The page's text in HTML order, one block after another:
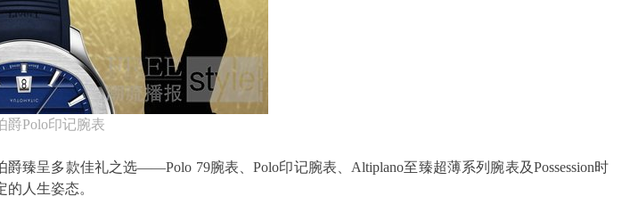
爵Polo印记腕表
臻呈多款佳礼之选——Polo 79腕表、Polo印记腕表、Altiplano至臻超薄系列腕表及Possession时
人生姿态。